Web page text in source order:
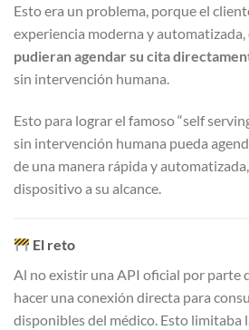
Esto era un problema, porque el
experiencia moderna y
pudieran agendar su cita
sin intervención humana.
Esto para lograr el famoso “self
sin intervención humana pueda
de una manera rápida y
dispositivo a su alcance.
El reto
Al no existir una API oficial por parte
hacer una conexión directa para
disponibles del médico. Esto limitaba